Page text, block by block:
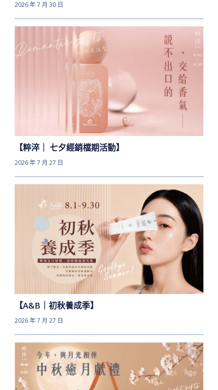
2026 年 7 月 30 日
【粹淬｜ 七夕經銷檔期活動】
2026 年 7 月 27 日
【A&B｜初秋養成季】
2026 年 7 月 27 日